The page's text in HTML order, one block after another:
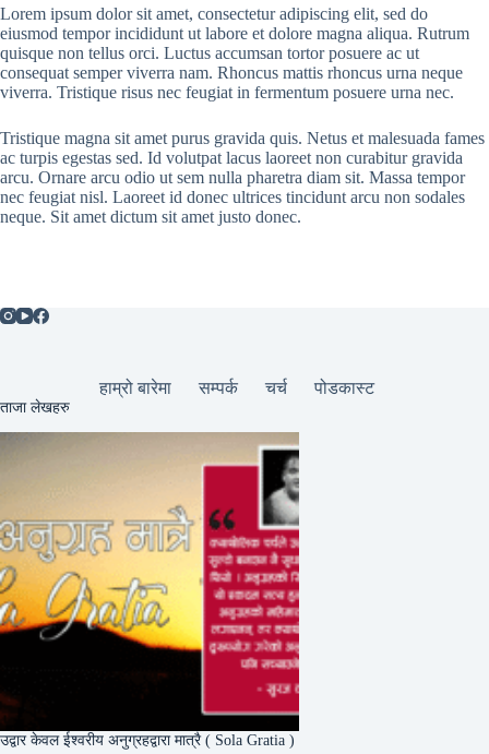
Lorem ipsum dolor sit amet, consectetur adipiscing elit, sed do
eiusmod tempor incididunt ut labore et dolore magna aliqua. Rutrum
quisque non tellus orci. Luctus accumsan tortor posuere ac ut
consequat semper viverra nam. Rhoncus mattis rhoncus urna neque
viverra. Tristique risus nec feugiat in fermentum posuere urna nec.
Tristique magna sit amet purus gravida quis. Netus et malesuada fames
ac turpis egestas sed. Id volutpat lacus laoreet non curabitur gravida
arcu. Ornare arcu odio ut sem nulla pharetra diam sit. Massa tempor
nec feugiat nisl. Laoreet id donec ultrices tincidunt arcu non sodales
neque. Sit amet dictum sit amet justo donec.
हाम्रो बारेमा सम्पर्क चर्च पोडकास्ट
ताजा लेखहरु
उद्वार केवल ईश्वरीय अनुग्रहद्वारा मात्रै ( Sola Gratia )